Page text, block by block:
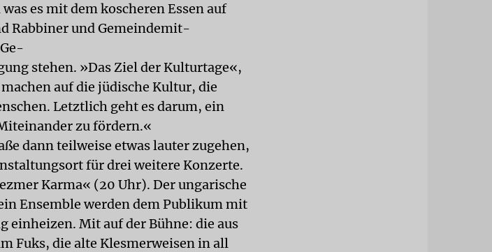
es mit dem koscheren Essen auf
Rabbiner und Gemeindemit-
stehen. »Das Ziel der Kulturtage«,
auf die jüdische Kultur, die
Letztlich geht es darum, ein
zu fördern.«
dann teilweise etwas lauter zugehen,
für drei weitere Konzerte.
Karma« (20 Uhr). Der ungarische
Ensemble werden dem Publikum mit
Mit auf der Bühne: die aus
Fuks, die alte Klesmerweisen in all